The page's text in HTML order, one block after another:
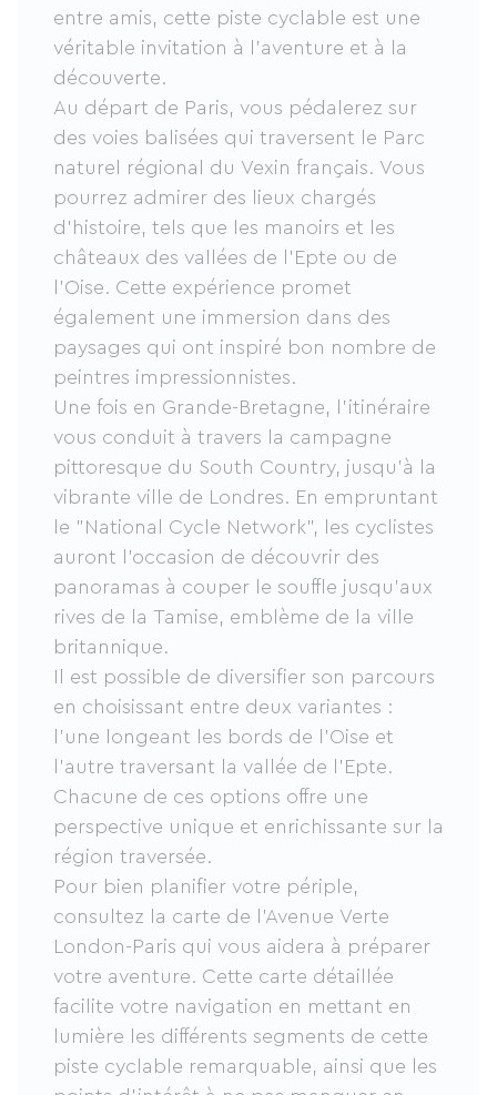
entre amis, cette piste cyclable est une
véritable invitation à l’aventure et à la
découverte.
Au départ de Paris, vous pédalerez sur
des voies balisées qui traversent le Parc
naturel régional du Vexin français. Vous
pourrez admirer des lieux chargés
d’histoire, tels que les manoirs et les
châteaux des vallées de l’Epte ou de
l’Oise. Cette expérience promet
également une immersion dans des
paysages qui ont inspiré bon nombre de
peintres impressionnistes.
Une fois en Grande-Bretagne, l'itinéraire
vous conduit à travers la campagne
pittoresque du South Country, jusqu’à la
vibrante ville de Londres. En empruntant
le "National Cycle Network", les cyclistes
auront l’occasion de découvrir des
panoramas à couper le souffle jusqu'aux
rives de la Tamise, emblème de la ville
britannique.
Il est possible de diversifier son parcours
en choisissant entre deux variantes :
l’une longeant les bords de l’Oise et
l’autre traversant la vallée de l’Epte.
Chacune de ces options offre une
perspective unique et enrichissante sur la
région traversée.
Pour bien planifier votre périple,
consultez la carte de l'Avenue Verte
London-Paris qui vous aidera à préparer
votre aventure. Cette carte détaillée
facilite votre navigation en mettant en
lumière les différents segments de cette
piste cyclable remarquable, ainsi que les